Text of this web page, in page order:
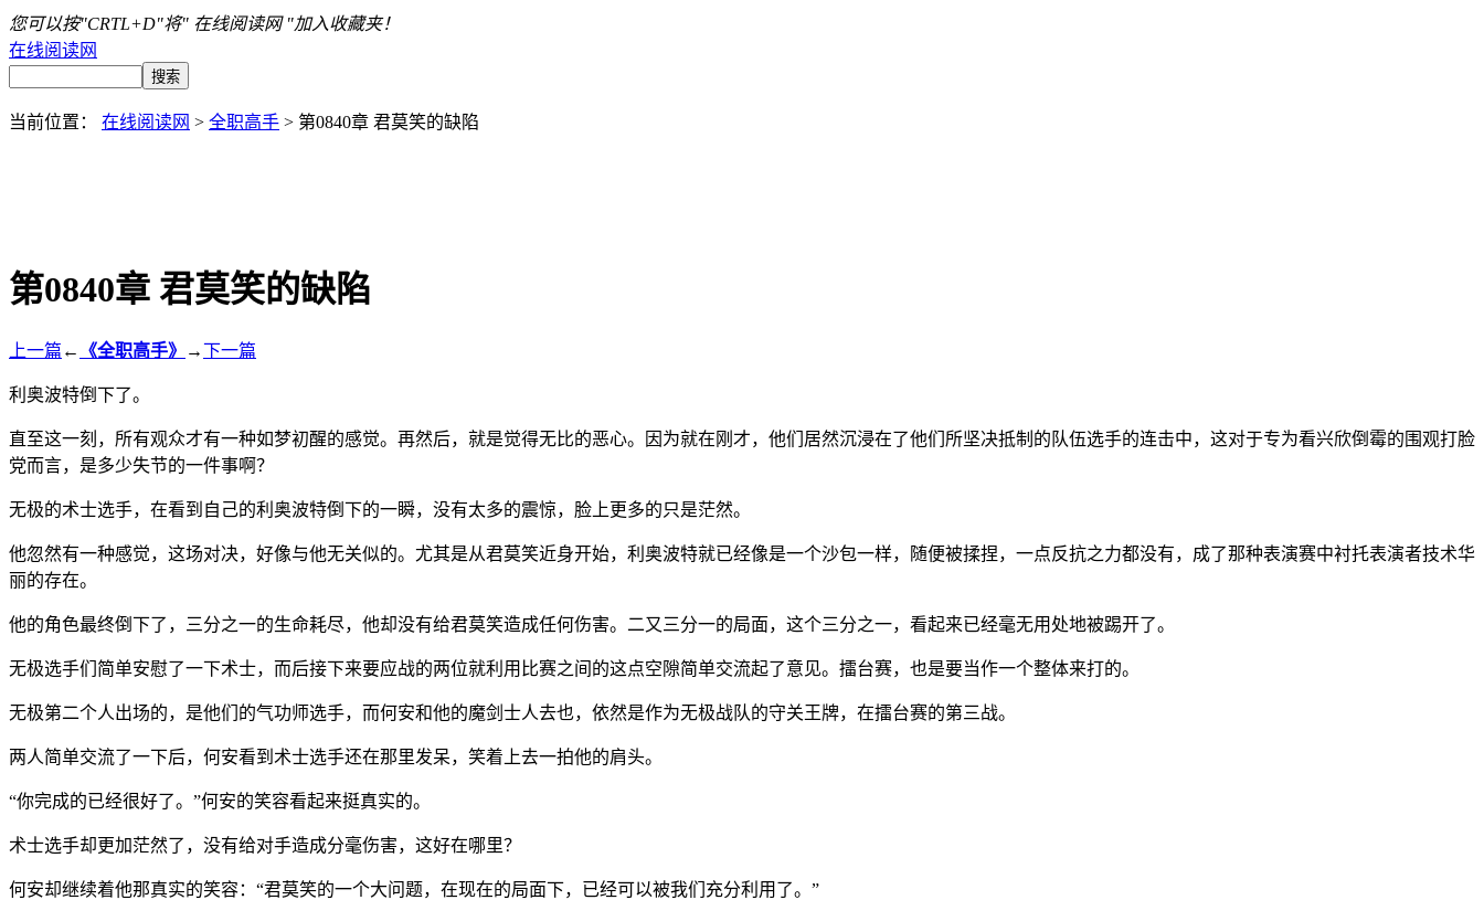
您可以按"CRTL+D"将" 在线阅读网 "加入收藏夹！
在线阅读网
当前位置： 在线阅读网 > 全职高手 > 第0840章 君莫笑的缺陷
第0840章 君莫笑的缺陷
上一篇 ← 《全职高手》 →下一篇
利奥波特倒下了。
直至这一刻，所有观众才有一种如梦初醒的感觉。再然后，就是觉得无比的恶心。因为就在刚才，他们居然沉浸在了他们所坚决抵制的队伍选手的连击中，这对于专为看兴欣倒霉的围观打脸
党而言，是多少失节的一件事啊？
无极的术士选手，在看到自己的利奥波特倒下的一瞬，没有太多的震惊，脸上更多的只是茫然。
他忽然有一种感觉，这场对决，好像与他无关似的。尤其是从君莫笑近身开始，利奥波特就已经像是一个沙包一样，随便被揉捏，一点反抗之力都没有，成了那种表演赛中衬托表演者技术华
丽的存在。
他的角色最终倒下了，三分之一的生命耗尽，他却没有给君莫笑造成任何伤害。二又三分一的局面，这个三分之一，看起来已经毫无用处地被踢开了。
无极选手们简单安慰了一下术士，而后接下来要应战的两位就利用比赛之间的这点空隙简单交流起了意见。擂台赛，也是要当作一个整体来打的。
无极第二个人出场的，是他们的气功师选手，而何安和他的魔剑士人去也，依然是作为无极战队的守关王牌，在擂台赛的第三战。
两人简单交流了一下后，何安看到术士选手还在那里发呆，笑着上去一拍他的肩头。
“你完成的已经很好了。”何安的笑容看起来挺真实的。
术士选手却更加茫然了，没有给对手造成分毫伤害，这好在哪里？
何安却继续着他那真实的笑容：“君莫笑的一个大问题，在现在的局面下，已经可以被我们充分利用了。”